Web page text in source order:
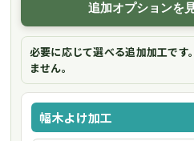
追加オプションを
必要に応じて選べる追加加工です
ません。
幅木よけ加工